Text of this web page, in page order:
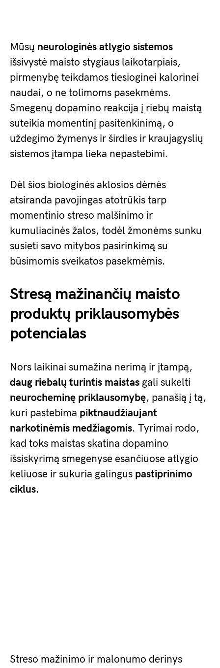
Mūsų neurologinės atlygio sistemos
išsivystė maisto stygiaus laikotarpiais,
pirmenybę teikdamos tiesioginei kalorinei
naudai, o ne tolimoms pasekmėms.
Smegenų dopamino reakcija į riebų maistą
suteikia momentinį pasitenkinimą, o
uždegimo žymenys ir širdies ir kraujagyslių
sistemos įtampa lieka nepastebimi.
Dėl šios biologinės aklosios dėmės
atsiranda pavojingas atotrūkis tarp
momentinio streso malšinimo ir
kumuliacinės žalos, todėl žmonėms sunku
susieti savo mitybos pasirinkimą su
būsimomis sveikatos pasekmėmis.
Stresą mažinančių maisto
produktų priklausomybės
potencialas
Nors laikinai sumažina nerimą ir įtampą,
daug riebalų turintis maistas gali sukelti
neurocheminę priklausomybę, panašią į tą,
kuri pastebima piktnaudžiaujant
narkotinėmis medžiagomis. Tyrimai rodo,
kad toks maistas skatina dopamino
išsiskyrimą smegenyse esančiuose atlygio
keliuose ir sukuria galingus pastiprinimo
ciklus.
Streso mažinimo ir malonumo derinys